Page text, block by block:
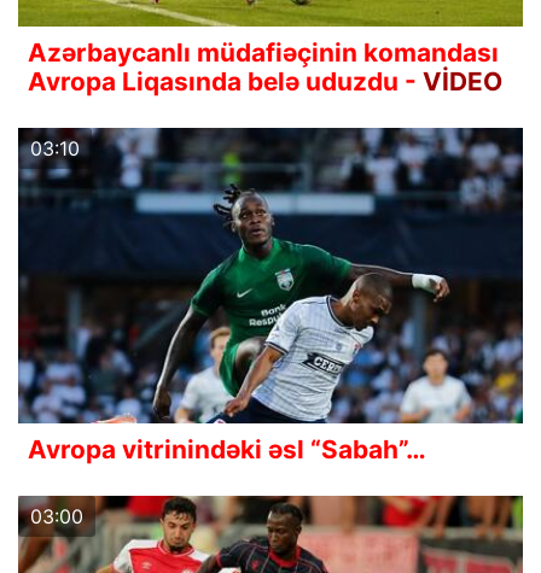
Azərbaycanlı müdafiəçinin komandası
Avropa Liqasında belə uduzdu - VİDEO
03:10
Avropa vitrinindəki əsl “Sabah”…
03:00